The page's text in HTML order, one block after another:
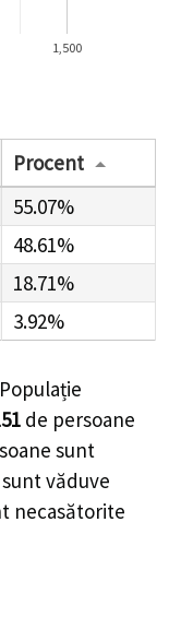
1,500
Procent
55.07%
48.61%
18.71%
3.92%
de persoane
sunt
sunt văduve
necasătorite